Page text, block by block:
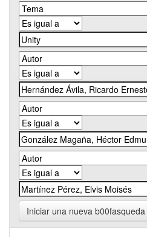
Iniciar una nueva b00fasqueda